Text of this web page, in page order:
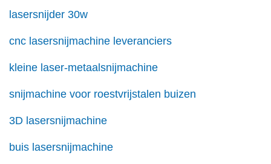
lasersnijder 30w
cnc lasersnijmachine leveranciers
kleine laser-metaalsnijmachine
snijmachine voor roestvrijstalen buizen
3D lasersnijmachine
buis lasersnijmachine